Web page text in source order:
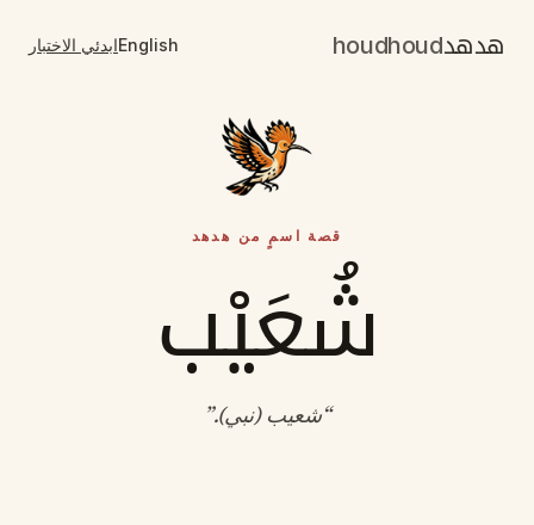
هدهدhoudhoud
Englishابدئي الاختبار
قصة اسمٍ من هدهد
شُعَيْب
“شعيب (نبي).”